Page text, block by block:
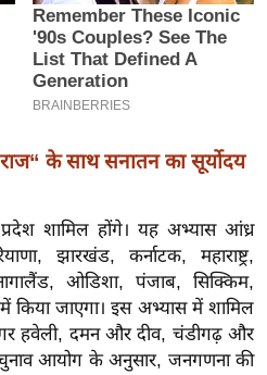
के साथ सनातन का सूर्योदय
शामिल होंगे। यह अभ्यास आंध्र
झारखंड, कर्नाटक, महाराष्ट्र,
ओडिशा, पंजाब, सिक्किम,
किया जाएगा। इस अभ्यास में शामिल
हवेली, दमन और दीव, चंडीगढ़ और
हैं। चुनाव आयोग के अनुसार, जनगणना की